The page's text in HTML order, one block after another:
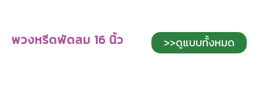
พวงหรีดพัดลม 16 นิ้ว >>ดูแบบทั้งหมด